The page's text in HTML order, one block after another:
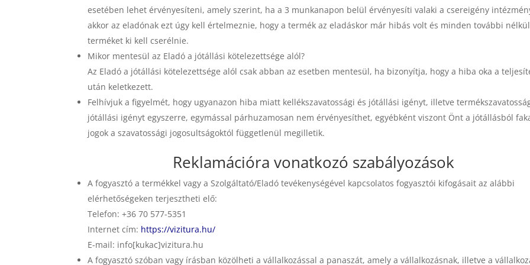
esetében lehet érvényesíteni, amely szerint, ha a 3 munkanapon belül érvényesíti valaki a csereigény
akkor az eladónak ezt úgy kell értelmeznie, hogy a termék az eladáskor már hibás volt és minden további
terméket ki kell cserélnie.
Mikor mentesül az Eladó a jótállási kötelezettsége alól?
Az Eladó a jótállási kötelezettsége alól csak abban az esetben mentesül, ha bizonyítja, hogy a hiba oka a
után keletkezett.
Felhívjuk a figyelmét, hogy ugyanazon hiba miatt kellékszavatossági és jótállási igényt, illetve
jótállási igényt egyszerre, egymással párhuzamosan nem érvényesíthet, egyébként viszont Önt a jótállásból
jogok a szavatossági jogosultságoktól függetlenül megilletik.
Reklamációra vonatkozó szabályozások
A fogyasztó a termékkel vagy a Szolgáltató/Eladó tevékenységével kapcsolatos fogyasztói kifogásait az alábbi
elérhetőségeken terjesztheti elő:
Telefon: +36 70 577-5351
Internet cím: https://vizitura.hu/
E-mail: info[kukac]vizitura.hu
A fogyasztó szóban vagy írásban közölheti a vállalkozással a panaszát, amely a vállalkozásnak, illetve a